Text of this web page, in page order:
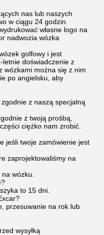
nas lub naszych
w ciągu 24 godzin.
własne logo na
nadwozia wózka
golfowy i jest
doświadczenie z
wózkami można się z nim
po angielsku, aby
z naszą specjalną
z twoją prośbą,
ciężko nam zrobić.
jeśli twoje zamówienie jest
zaprojektowaliśmy na
wózku.
to 15 dni.
przesuwanie na rok lub
wysyłką